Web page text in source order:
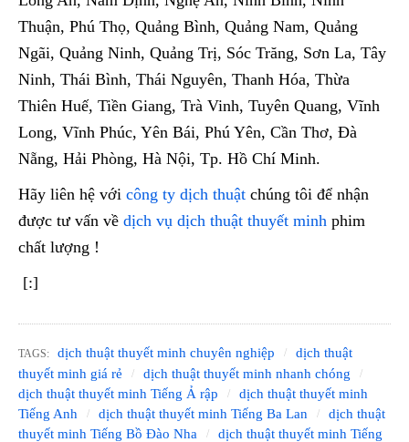
Thuận, Phú Thọ, Quảng Bình, Quảng Nam, Quảng
Ngãi, Quảng Ninh, Quảng Trị, Sóc Trăng, Sơn La, Tây
Ninh, Thái Bình, Thái Nguyên, Thanh Hóa, Thừa
Thiên Huế, Tiền Giang, Trà Vinh, Tuyên Quang, Vĩnh
Long, Vĩnh Phúc, Yên Bái, Phú Yên, Cần Thơ, Đà
Nẵng, Hải Phòng, Hà Nội, Tp. Hồ Chí Minh.
Hãy liên hệ với công ty dịch thuật chúng tôi để nhận
được tư vấn về dịch vụ dịch thuật thuyết minh phim
chất lượng !
[:]
TAGS: dịch thuật thuyết minh chuyên nghiệp
dịch thuật
thuyết minh giá rẻ
dịch thuật thuyết minh nhanh chóng
dịch thuật thuyết minh Tiếng Ả rập
dịch thuật thuyết minh
Tiếng Anh
dịch thuật thuyết minh Tiếng Ba Lan
dịch thuật
thuyết minh Tiếng Bồ Đào Nha
dịch thuật thuyết minh Tiếng